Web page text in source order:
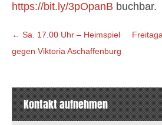
https://bit.ly/3pOpanB buchbar.
Beitragsnavigation
← Sa. 17.00 Uhr – Heimspiel
gegen Viktoria Aschaffenburg
Kontakt aufnehmen